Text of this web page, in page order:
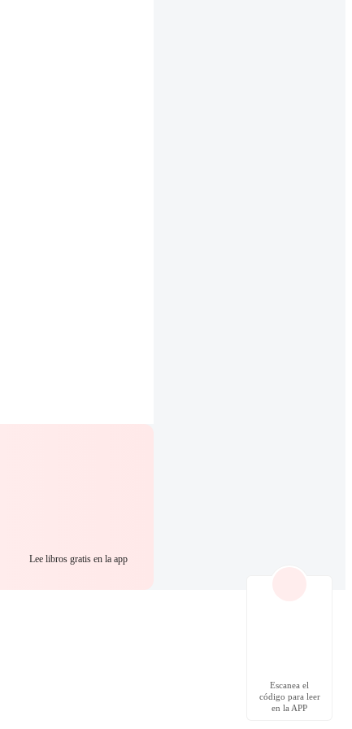
Lee libros gratis en la app
Escanea el
código para leer
en la APP